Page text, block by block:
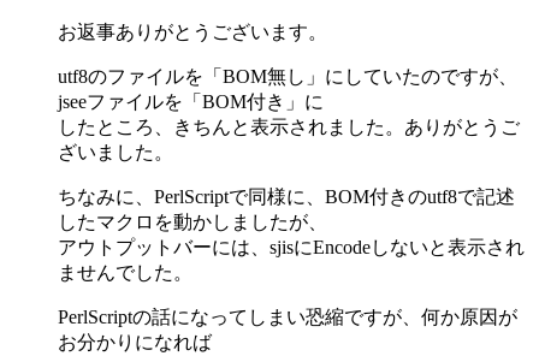
お返事ありがとうございます。
utf8のファイルを「BOM無し」にしていたのですが、
jseeファイルを「BOM付き」に
したところ、きちんと表示されました。ありがとうご
ざいました。
ちなみに、PerlScriptで同様に、BOM付きのutf8で記述
したマクロを動かしましたが、
アウトプットバーには、sjisにEncodeしないと表示され
ませんでした。
PerlScriptの話になってしまい恐縮ですが、何か原因が
お分かりになれば